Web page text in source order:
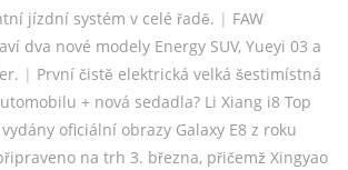
jízdní systém v celé řadě. | FAW
dva nové modely Energy SUV, Yueyi 03 a
| První čistě elektrická velká šestimístná
+ nová sedadla? Li Xiang i8 Top
vydány oficiální obrazy Galaxy E8 z roku
na trh 3. března, přičemž Xingyao